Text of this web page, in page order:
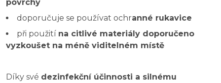
povrchy
doporučuje se používat ochranné rukavice
při použití na citlivé materiály doporučeno
vyzkoušet na méně viditelném místě
Díky své dezinfekční účinnosti a silnému